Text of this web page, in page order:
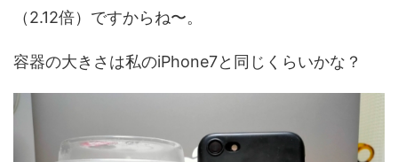
（2.12倍）ですからね〜。
容器の大きさは私のiPhone7と同じくらいかな？